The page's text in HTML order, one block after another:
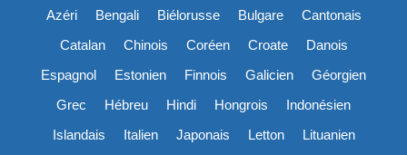
Azéri
Bengali Biélorusse Bulgare
Cantonais
Catalan
Chinois Coréen Croate
Danois
Espagnol
Estonien Finnois Galicien
Géorgien
Grec
Hébreu Hindi Hongrois
Indonésien
Islandais
Italien Japonais Letton
Lituanien